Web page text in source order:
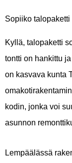
Sopiiko
Kyllä, talopaketti
tontti on hankittu
on kasvava kunta
kodin, jonka voi
asunnon
Lempäälässä